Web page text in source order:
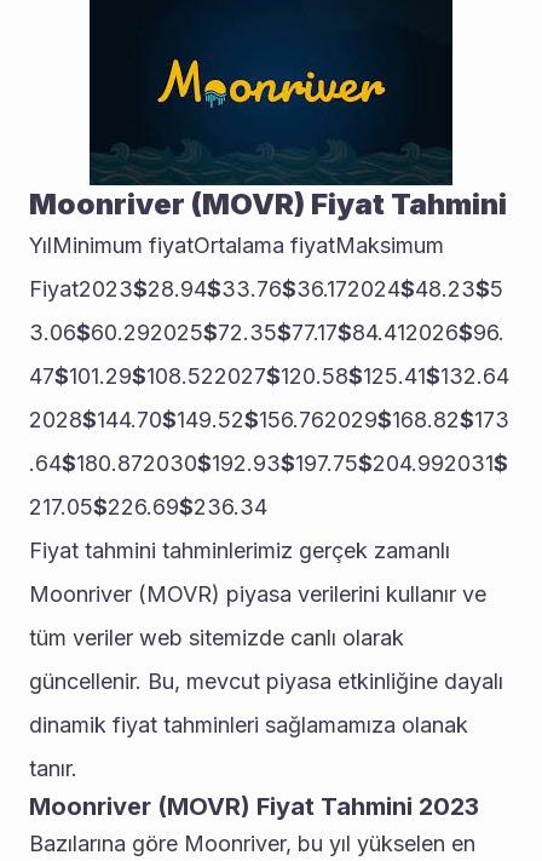
Moonriver (MOVR) Fiyat Tahmini
YılMinimum fiyatOrtalama fiyatMaksimum
Fiyat2023$28.94$33.76$36.172024$48.23$5
3.06$60.292025$72.35$77.17$84.412026$96.
47$101.29$108.522027$120.58$125.41$132.64
2028$144.70$149.52$156.762029$168.82$173
.64$180.872030$192.93$197.75$204.992031$
217.05$226.69$236.34
Fiyat tahmini tahminlerimiz gerçek zamanlı
Moonriver (MOVR) piyasa verilerini kullanır ve
tüm veriler web sitemizde canlı olarak
güncellenir. Bu, mevcut piyasa etkinliğine dayalı
dinamik fiyat tahminleri sağlamamıza olanak
tanır.
Moonriver (MOVR) Fiyat Tahmini 2023
Bazılarına göre Moonriver, bu yıl yükselen en